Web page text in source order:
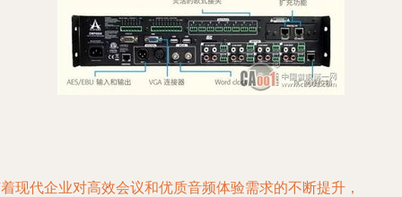
现代企业对高效会议和优质音频体验需求的不断提升，